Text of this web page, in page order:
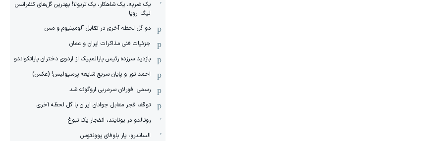
یک ضربه، یک شاهکار، یک تریولا! بهترین گل‌های کنفرانس
لیگ اروپا
دو گل لحظه آخری در تقابل آلومینیوم و مس
جزئیات فنی مذاکرات ایران و عمان
بازدید سرزده رئیس پارالمپیک از اردوی دختران پاراتکواندو
احمد نور و پایان سریع شایعه پرسپولیس! (عکس)
رسمی: فورلان سرمربی اروگوئه شد
توقف فجر مقابل جوانان ایران با گل لحظه آخری
رونالدو در یونایتد، انفجار یک نبوغ
الساندرو، یار باوفای یوونتوس